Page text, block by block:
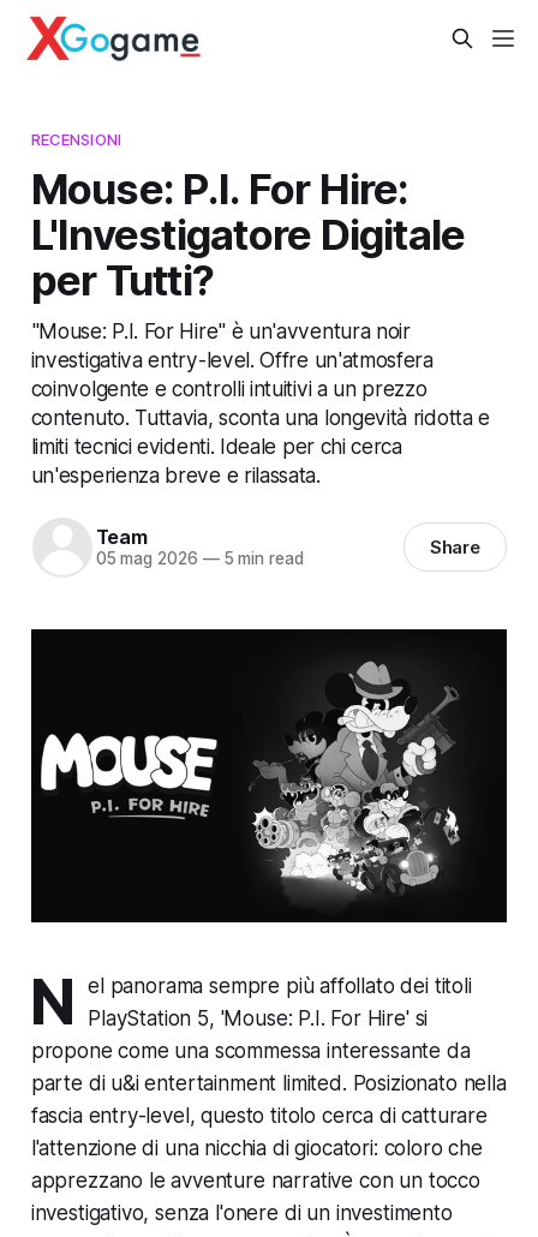
RECENSIONI
Mouse: P.I. For Hire:
L'Investigatore Digitale
per Tutti?
"Mouse: P.I. For Hire" è un'avventura noir
investigativa entry-level. Offre un'atmosfera
coinvolgente e controlli intuitivi a un prezzo
contenuto. Tuttavia, sconta una longevità ridotta e
limiti tecnici evidenti. Ideale per chi cerca
un'esperienza breve e rilassata.
Team
05 mag 2026 —5 min read Share
N
el panorama sempre più affollato dei titoli
PlayStation 5, 'Mouse: P.I. For Hire' si
propone come una scommessa interessante da
parte di u&i entertainment limited. Posizionato nella
fascia entry-level, questo titolo cerca di catturare
l'attenzione di una nicchia di giocatori: coloro che
apprezzano le avventure narrative con un tocco
investigativo, senza l'onere di un investimento